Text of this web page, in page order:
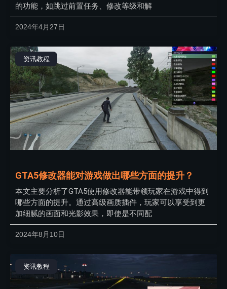
的功能，如跳过前置任务、修改等级和解
2024年4月27日
资讯教程
GTA5修改器能对游戏做出哪些方面的提升？
本文主要分析了GTA5使用修改器能带领玩家在游戏中得到
哪些方面的提升。通过高级画质插件，玩家可以享受到更
加细腻的画面和光影效果，即使是不同配
2024年8月10日
资讯教程